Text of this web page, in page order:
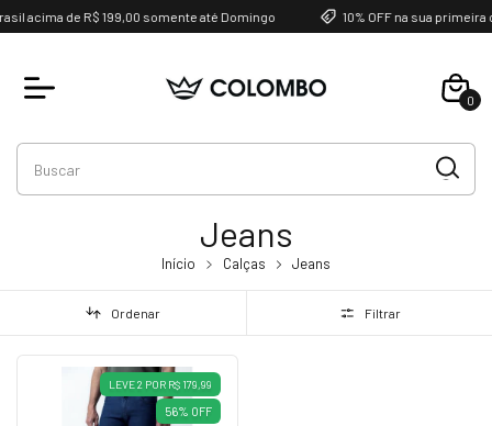
acima de R$ 199,00 somente até Domingo 10% OFF na sua primeira
0
Jeans
Início Calças Jeans
Ordenar Filtrar
LEVE 2 POR R$ 179,99
56% OFF